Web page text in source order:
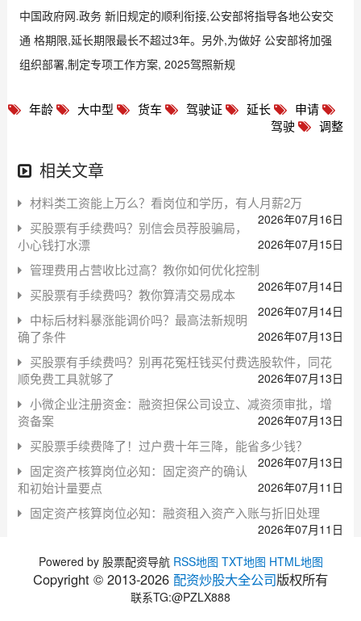
中国政府网.政务 新旧规定的顺利衔接,公安部将指导各地公安交
通 格期限,延长期限最长不超过3年。另外,为做好 公安部将加强
组织部署,制定专项工作方案, 2025驾照新规
年龄 大中型 货车 驾驶证 延长
申请
驾驶
调整
相关文章
材料类工资能上万么？看岗位和学历，有人月薪2万
2026年07月16日
买股票有手续费吗？别信会员荐股骗局，
小心钱打水漂
2026年07月15日
管理费用占营收比过高？教你如何优化控制
2026年07月14日
买股票有手续费吗？教你算清交易成本
2026年07月14日
中标后材料暴涨能调价吗？最高法新规明
确了条件
2026年07月13日
买股票有手续费吗？别再花冤枉钱买付费选股软件，同花
顺免费工具就够了
2026年07月13日
小微企业注册资金：融资担保公司设立、减资须审批，增
资备案
2026年07月13日
买股票手续费降了！过户费十年三降，能省多少钱？
2026年07月13日
固定资产核算岗位必知：固定资产的确认
和初始计量要点
2026年07月11日
固定资产核算岗位必知：融资租入资产入账与折旧处理
2026年07月11日
Powered by 股票配资导航 RSS地图 TXT地图 HTML地图
Copyright © 2013-2026 配资炒股大全公司版权所有
联系TG:@PZLX888